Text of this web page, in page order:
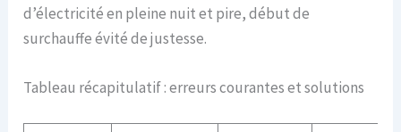
d’électricité en pleine nuit et pire, début de
surchauffe évité de justesse.
Tableau récapitulatif : erreurs courantes et solutions